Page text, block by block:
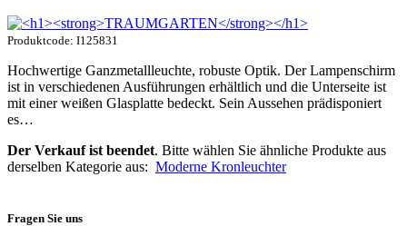
Produktcode: I125831
Hochwertige Ganzmetallleuchte, robuste Optik. Der Lampenschirm
ist in verschiedenen Ausführungen erhältlich und die Unterseite ist
mit einer weißen Glasplatte bedeckt. Sein Aussehen prädisponiert
es…
Der Verkauf ist beendet. Bitte wählen Sie ähnliche Produkte aus
derselben Kategorie aus: Moderne Kronleuchter
Fragen Sie uns